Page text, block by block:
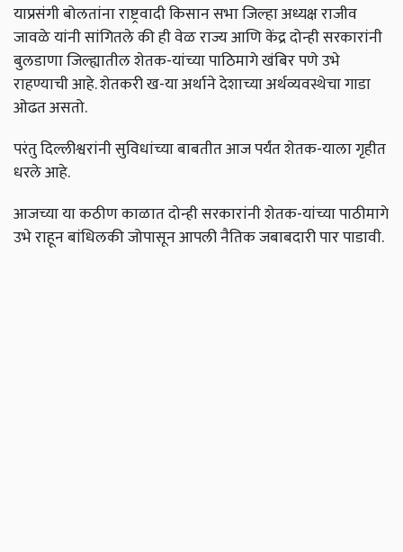
याप्रसंगी बोलतांना राष्ट्रवादी किसान सभा जिल्हा अध्यक्ष राजीव
जावळे यांनी सांगितले की ही वेळ राज्य आणि केंद्र दोन्ही सरकारांनी
बुलडाणा जिल्ह्यातील शेतक-यांच्या पाठिमागे खंबिर पणे उभे
राहण्याची आहे. शेतकरी ख-या अर्थाने देशाच्या अर्थव्यवस्थेचा गाडा
ओढत असतो.
परंतु दिल्लीश्वरांनी सुविधांच्या बाबतीत आज पर्यंत शेतक-याला गृहीत
धरले आहे.
आजच्या या कठीण काळात दोन्ही सरकारांनी शेतक-यांच्या पाठीमागे
उभे राहून बांधिलकी जोपासून आपली नैतिक जबाबदारी पार पाडावी.